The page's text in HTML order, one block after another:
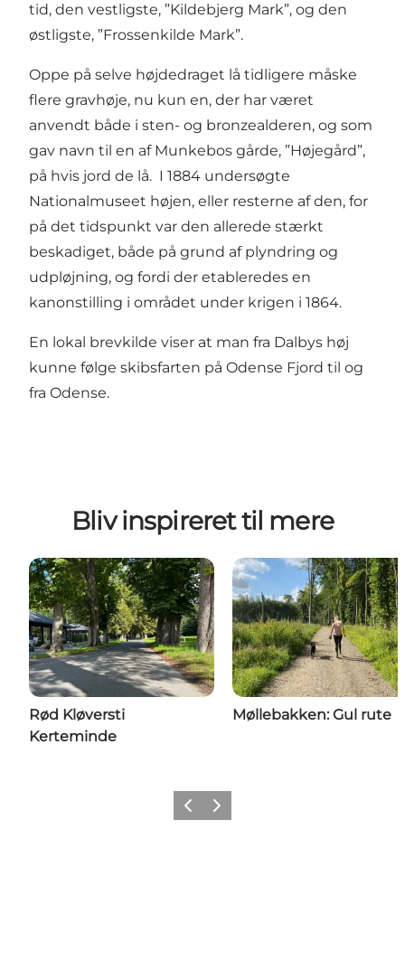
tid, den vestligste, ”Kildebjerg Mark”, og den
østligste, ”Frossenkilde Mark”.
Oppe på selve højdedraget lå tidligere måske
flere gravhøje, nu kun en, der har været
anvendt både i sten- og bronzealderen, og som
gav navn til en af Munkebos gårde, ”Højegård”,
på hvis jord de lå. I 1884 undersøgte
Nationalmuseet højen, eller resterne af den, for
på det tidspunkt var den allerede stærkt
beskadiget, både på grund af plyndring og
udpløjning, og fordi der etableredes en
kanonstilling i området under krigen i 1864.
En lokal brevkilde viser at man fra Dalbys høj
kunne følge skibsfarten på Odense Fjord til og
fra Odense.
Bliv inspireret til mere
Rød Kløversti
Kerteminde
Møllebakken: Gul rute
ForrigeNæste